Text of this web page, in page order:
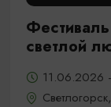
светлой
11.06.2026